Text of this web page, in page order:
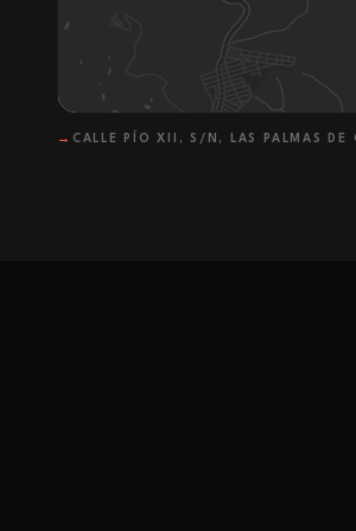
→ CALLE PÍO XII, S/N, LAS PALMAS DE